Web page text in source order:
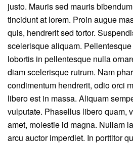
justo. Mauris sed mauris
tincidunt at lorem. Proin augue
quis, hendrerit sed tortor.
scelerisque aliquam.
lobortis in pellentesque nulla
diam scelerisque rutrum. Nam
condimentum hendrerit, odio orci
libero est in massa. Aliquam
vulputate. Phasellus libero quam,
amet, molestie id magna. Nullam
arcu auctor imperdiet. In porttitor